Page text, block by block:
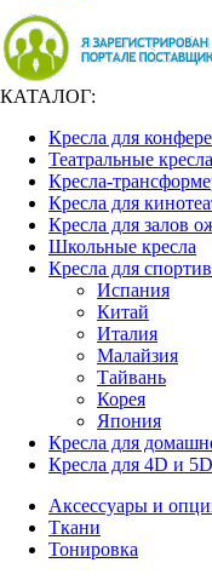
КАТАЛОГ:
Кресла для
Театральные кресла
Кресла-
Кресла для
Кресла для залов
Школьные кресла
Кресла для
Испания
Китай
Италия
Малайзия
Тайвань
Корея
Япония
Кресла для
Кресла для 4D и
Аксессуары и
Ткани
Тонировка